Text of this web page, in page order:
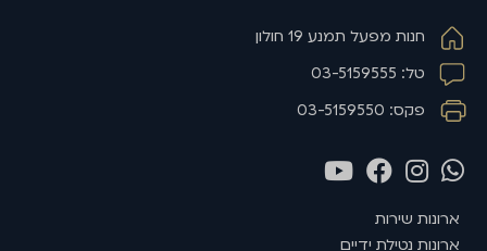
ארונות שירות
ארונות נטילת ידיים
חנות מפעל תמנע 19 חולון
טל: 03-5159555
פקס: 03-5159550